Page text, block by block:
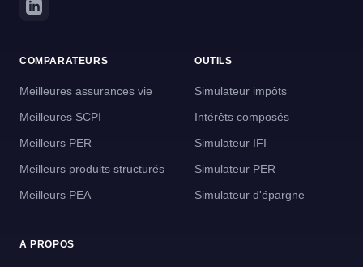
COMPARATEURS
Meilleures assurances vie
Meilleures SCPI
Meilleurs PER
Meilleurs produits structurés
Meilleurs PEA
OUTILS
Simulateur impôts
Intérêts composés
Simulateur IFI
Simulateur PER
Simulateur d'épargne
A PROPOS